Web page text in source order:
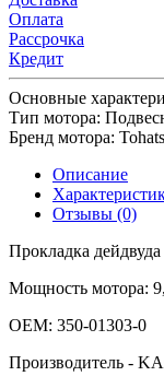
Оплата
Рассрочка
Кредит
Основные
Тип мотора:
Бренд мотора:
Описание
Отзывы (0)
Прокладка
Мощность мотора:
OEM: 350-01303-0
Производитель -